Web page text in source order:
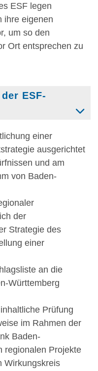
ESF legen
ihre eigenen
um so den
Ort entsprechen zu
ESF-
einer
ausgerichtet
und am
von Baden-
der
Strategie des
einer
an die
Württemberg
Prüfung
im Rahmen der
Baden-
regionalen Projekte
Wirkungskreis